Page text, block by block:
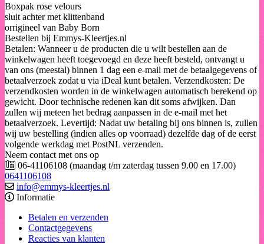
Boxpak rose velours
sluit achter met klittenband
orrigineel van Baby Born
Bestellen bij Emmys-Kleertjes.nl
Betalen: Wanneer u de producten die u wilt bestellen aan de
winkelwagen heeft toegevoegd en deze heeft besteld, ontvangt u
van ons (meestal) binnen 1 dag een e-mail met de betaalgegevens of
betaalverzoek zodat u via iDeal kunt betalen. Verzendkosten: De
verzendkosten worden in de winkelwagen automatisch berekend op
gewicht. Door technische redenen kan dit soms afwijken. Dan
zullen wij meteen het bedrag aanpassen in de e-mail met het
betaalverzoek. Levertijd: Nadat uw betaling bij ons binnen is, zullen
wij uw bestelling (indien alles op voorraad) dezelfde dag of de eerst
volgende werkdag met PostNL verzenden.
Neem contact met ons op
06-41106108 (maandag t/m zaterdag tussen 9.00 en 17.00)
0641106108
info@emmys-kleertjes.nl
Informatie
Betalen en verzenden
Contactgegevens
Reacties van klanten